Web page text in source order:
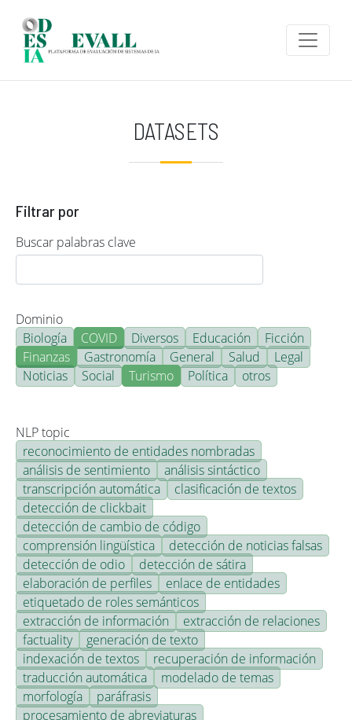
DATASETS
Filtrar por
Buscar palabras clave
Dominio
Biología
COVID Diversos Educación
Ficción
Finanzas
Gastronomía General Salud
Legal
Noticias
Social Turismo Política otros
NLP topic
reconocimiento de entidades nombradas
análisis de sentimiento
análisis sintáctico
transcripción automática
clasificación de textos
detección de clickbait
detección de cambio de código
comprensión lingüística
detección de noticias falsas
detección de odio
detección de sátira
elaboración de perfiles
enlace de entidades
etiquetado de roles semánticos
extracción de información
extracción de relaciones
factuality
generación de texto
indexación de textos
recuperación de información
traducción automática
modelado de temas
morfología
paráfrasis
procesamiento de abreviaturas